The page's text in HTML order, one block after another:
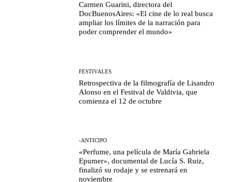
Carmen Guarini, directora del
DocBuenosAires: «El cine de lo real busca
ampliar los límites de la narración para
poder comprender el mundo»
FESTIVALES
Retrospectiva de la filmografía de Lisandro
Alonso en el Festival de Valdivia, que
comienza el 12 de octubre
-ANTICIPO
«Perfume, una película de María Gabriela
Epumer», documental de Lucía S. Ruiz,
finalizó su rodaje y se estrenará en
noviembre